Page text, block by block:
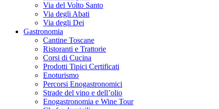
Via del Volto Santo
Via degli Abati
Via degli Dei
Gastronomia
Cantine Toscane
Ristoranti e Trattorie
Corsi di Cucina
Prodotti Tipici Certificati
Enoturismo
Percorsi Enogastronomici
Strade del vino e dell’olio
Enogastronomia e Wine Tour